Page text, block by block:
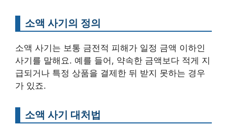
소액 사기의 정의
소액 사기는 보통 금전적 피해가 일정 금액 이하인
사기를 말해요. 예를 들어, 약속한 금액보다 적게 지
급되거나 특정 상품을 결제한 뒤 받지 못하는 경우
가 있죠.
소액 사기 대처법